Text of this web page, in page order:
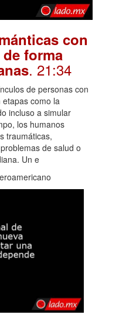
con
forma
. 21:34
de personas con
como la
incluso a simular
los humanos
traumáticas,
de salud o
Un e